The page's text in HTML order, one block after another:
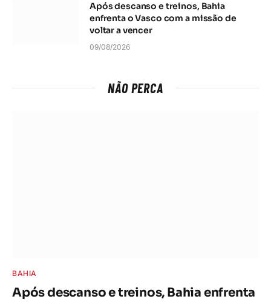
Após descanso e treinos, Bahia
enfrenta o Vasco com a missão de
voltar a vencer
09/08/2026
NÃO PERCA
BAHIA
Após descanso e treinos, Bahia enfrenta